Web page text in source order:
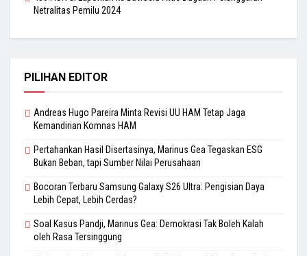
Netralitas Pemilu 2024
PILIHAN EDITOR
Andreas Hugo Pareira Minta Revisi UU HAM Tetap Jaga
Kemandirian Komnas HAM
Pertahankan Hasil Disertasinya, Marinus Gea Tegaskan ESG
Bukan Beban, tapi Sumber Nilai Perusahaan
Bocoran Terbaru Samsung Galaxy S26 Ultra: Pengisian Daya
Lebih Cepat, Lebih Cerdas?
Soal Kasus Pandji, Marinus Gea: Demokrasi Tak Boleh Kalah
oleh Rasa Tersinggung